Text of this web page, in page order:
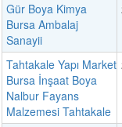
Gür Boya Kimya
Bursa Ambalaj
Sanayii
Tahtakale Yapı Market
Bursa İnşaat Boya
Nalbur Fayans
Malzemesi Tahtakale